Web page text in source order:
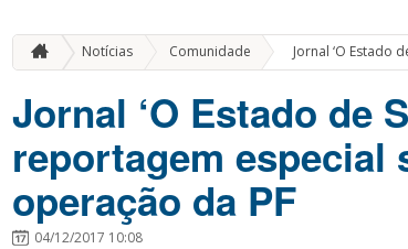
Notícias Comunidade » Jornal ‘O Estado
Jornal ‘O Estado de
reportagem especial
operação da PF
04/12/2017 10:08